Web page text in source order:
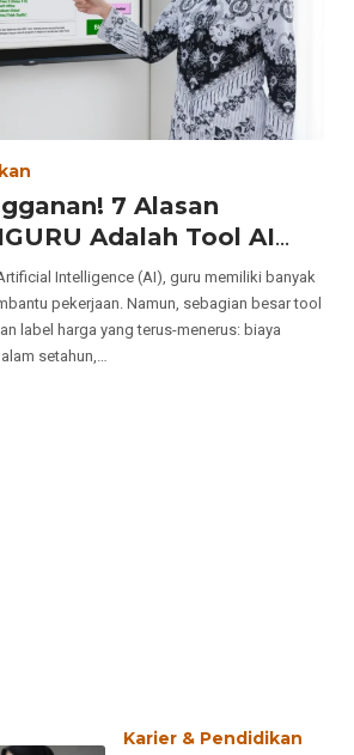
7 Alasan
Adalah Tool AI
Worth It (Bayar 79
Seumur Hidup)
Intelligence (AI), guru memiliki banyak
pekerjaan. Namun, sebagian besar tool
label harga yang terus-menerus: biaya
setahun,…
Karier & Pendidikan